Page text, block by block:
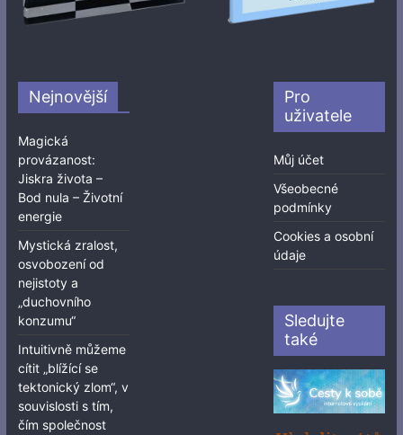
Nejnovější
Magická
provázanost:
Jiskra života –
Bod nula – Životní
energie
Mystická zralost,
osvobození od
nejistoty a
„duchovního
konzumu“
Intuitivně můžeme
cítit „blížící se
tektonický zlom“, v
souvislosti s tím,
čím společnost
Pro
uživatele
Můj účet
Všeobecné
podmínky
Cookies a osobní
údaje
Sledujte
také